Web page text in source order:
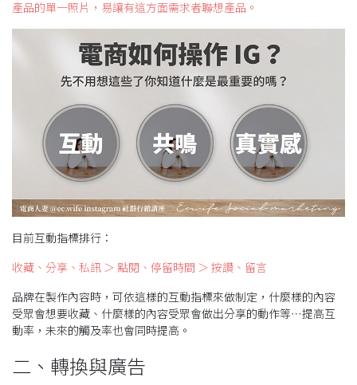
產品的單一照片，易讓有這方面需求者聯想產品。
目前互動指標排行：
收藏、分享、私訊 ＞ 點閱、停留時間 ＞ 按讚、留言
品牌在製作內容時，可依這樣的互動指標來做制定，什麼樣的內容
受眾會想要收藏、什麼樣的內容受眾會做出分享的動作等⋯提高互
動率，未來的觸及率也會同時提高。
二、轉換與廣告